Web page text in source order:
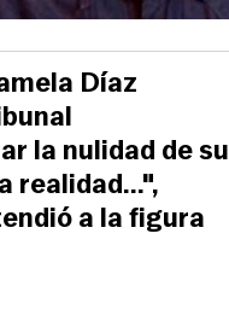
Díaz
la nulidad de su
realidad...",
a la figura